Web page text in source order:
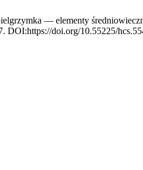
— elementy
DOI:https://doi.org/10.55225/